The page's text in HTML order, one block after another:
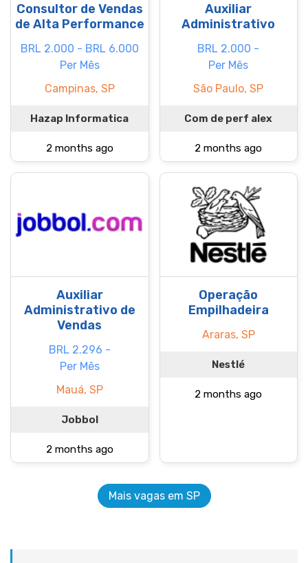
Consultor de Vendas
de Alta Performance
BRL 2.000 - BRL 6.000
Per Mês
Campinas, SP
Hazap Informatica
2 months ago
Auxiliar
Administrativo
BRL 2.000 -
Per Mês
São Paulo, SP
Com de perf alex
2 months ago
Auxiliar
Administrativo de
Vendas
BRL 2.296 -
Per Mês
Mauá, SP
Jobbol
2 months ago
Operação
Empilhadeira
Araras, SP
Nestlé
2 months ago
Mais vagas em SP